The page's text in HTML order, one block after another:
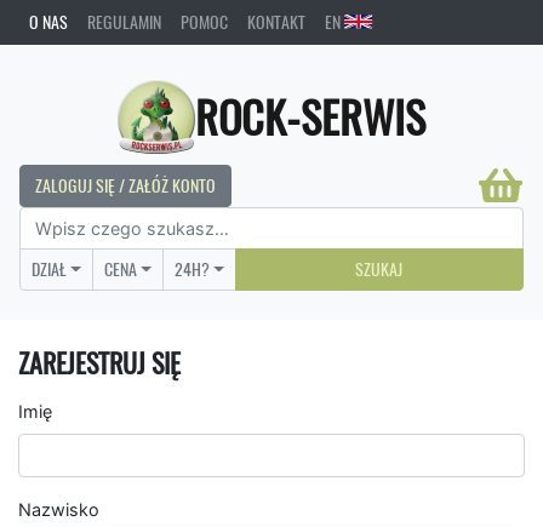
O NAS REGULAMIN POMOC KONTAKT EN
ROCK-SERWIS
ZALOGUJ SIĘ / ZAŁÓŻ KONTO
DZIAŁ CENA 24H? SZUKAJ
ZAREJESTRUJ SIĘ
Imię
Nazwisko